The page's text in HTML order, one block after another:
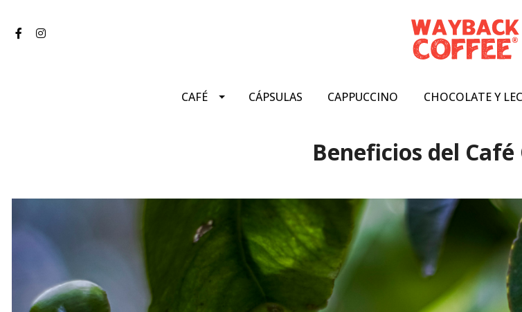
CAFÉ CÁPSULAS CAPPUCCINO CHOCOLATE Y
Beneficios del